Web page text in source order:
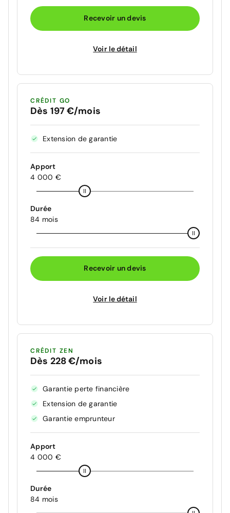
Recevoir un devis
Voir le détail
CRÉDIT GO
Dès 197 €/mois
Extension de garantie
Apport
4 000 €
Durée
84 mois
Recevoir un devis
Voir le détail
CRÉDIT ZEN
Dès 228 €/mois
Garantie perte financière
Extension de garantie
Garantie emprunteur
Apport
4 000 €
Durée
84 mois